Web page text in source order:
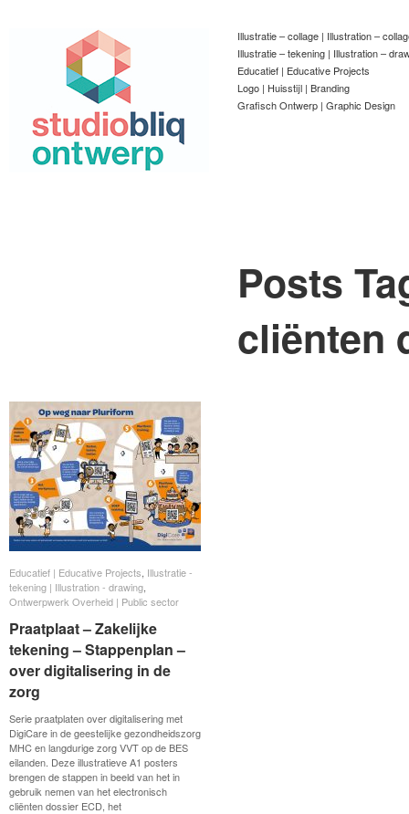
Illustratie – collage | Illustration –
Illustratie – tekening | Illustration –
Educatief | Educative Projects
Logo | Huisstijl | Branding
Grafisch Ontwerp | Graphic Design
Posts
cliënten
Educatief | Educative Projects Illustratie -
tekening | Illustration - drawing
Ontwerpwerk Overheid | Public sector
Praatplaat – Zakelijke
tekening – Stappenplan –
over digitalisering in de
zorg
Serie praatplaten over digitalisering met
DigiCare in de geestelijke gezondheidszorg
MHC en langdurige zorg VVT op de BES
eilanden. Deze illustratieve A1 posters
brengen de stappen in beeld van het in
gebruik nemen van het electronisch
cliënten dossier ECD, het
Educatief | Educative Projects Illustratie -
tekening | Illustration - drawing
Ontwerpwerk Overheid | Public sector
Praatplaat – Zakelijke
tekening – Stappenplan –
over digitalisering in de
zorg